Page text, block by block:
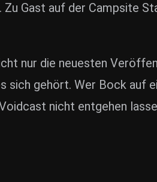
Gast auf der Campsite
nur die neuesten
sich gehört. Wer Bock auf
nicht entgehen